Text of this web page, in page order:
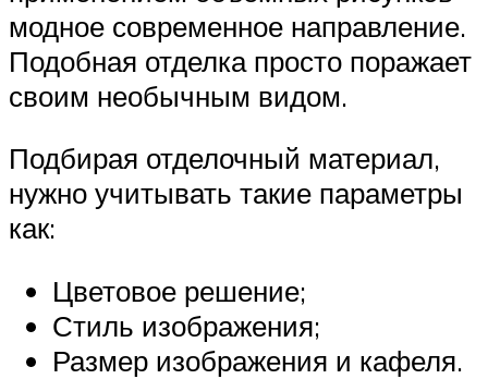
модное современное направление.
Подобная отделка просто поражает
своим необычным видом.
Подбирая отделочный материал,
нужно учитывать такие параметры
как:
Цветовое решение;
Стиль изображения;
Размер изображения и кафеля.